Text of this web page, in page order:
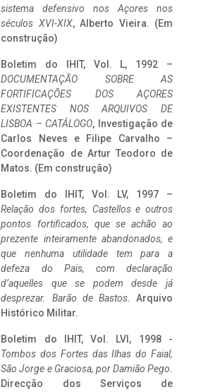
sistema defensivo nos Açores nos
séculos XVI-XIX, Alberto Vieira. (Em
construção)
Boletim do IHIT, Vol. L, 1992 –
DOCUMENTAÇÃO SOBRE AS
FORTIFICAÇÕES DOS AÇORES
EXISTENTES NOS ARQUIVOS DE
LISBOA – CATÁLOGO, Investigação de
Carlos Neves e Filipe Carvalho –
Coordenação de Artur Teodoro de
Matos. (Em construção)
Boletim do IHIT, Vol. LV, 1997 –
Relação dos fortes, Castellos e outros
pontos fortificados, que se achão ao
prezente inteiramente abandonados, e
que nenhuma utilidade tem para a
defeza do Pais, com declaração
d’aquelles que se podem desde já
desprezar. Barão de Bastos. Arquivo
Histórico Militar.
Boletim do IHIT, Vol. LVI, 1998 -
Tombos dos Fortes das Ilhas do Faial,
São Jorge e Graciosa, por Damião Pego.
Direcção dos Serviços de